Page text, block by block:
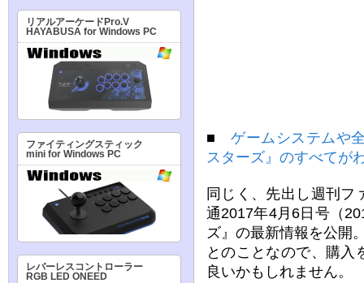
■ゲームシステムや
スターズ』のすべてが
同じく、先出し週刊フ
通2017年4月6日号（
ズ』の最新情報を公開
とのことなので、購入
良いかもしれません。
リアルアーケードPro.V
HAYABUSA for Windows PC
ファイティングスティック
mini for Windows PC
レバーレスコントローラー
RGB LED ONEED